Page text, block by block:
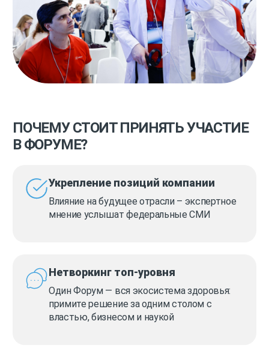
ПОЧЕМУ СТОИТ ПРИНЯТЬ УЧАСТИЕ
В ФОРУМЕ?
Укрепление позиций компании
Влияние на будущее отрасли – экспертное
мнение услышат федеральные СМИ
Нетворкинг топ-уровня
Один Форум — вся экосистема здоровья:
примите решение за одним столом с
властью, бизнесом и наукой